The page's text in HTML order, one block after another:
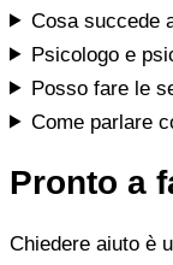
Cosa succede
Psicologo e
Posso fare le
Come parlare
Pronto a
Chiedere aiuto è